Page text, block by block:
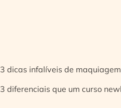
3 dicas infalíveis de
3 diferenciais que um curso